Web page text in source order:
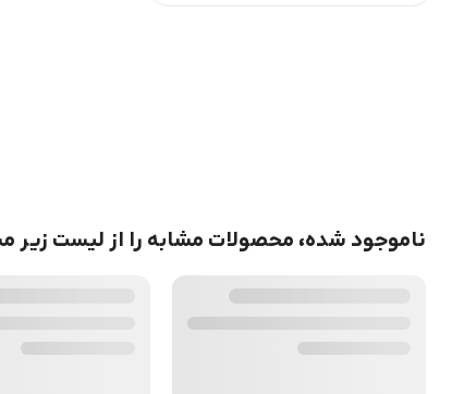
ناموجود شده، محصولات مشابه را از لیست زیر